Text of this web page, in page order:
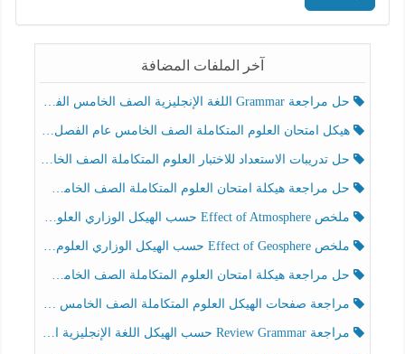
آخر الملفات المضافة
حل مراجعة Grammar اللغة الإنجليزية الصف الخامس الفصل الثالث
هيكل امتحان العلوم المتكاملة الصف الخامس عام الفصل الدراسي الثالث 2025-2026
حل تدريبات الاستعداد للاختبار العلوم المتكاملة الصف الخامس عام الفصل الثالث
حل مراجعة هيكلة امتحان العلوم المتكاملة الصف الخامس انسبير الفصل الثالث
ملخص Effect of Atmosphere حسب الهيكل الوزاري العلوم المتكاملة الصف الخامس انسبير الفصل الثالث
ملخص Effect of Geosphere حسب الهيكل الوزاري العلوم المتكاملة الصف الخامس انسبير الفصل الثالث
حل مراجعة هيكلة امتحان العلوم المتكاملة الصف الخامس عام الفصل الثالث
مراجعة صفحات الهيكل العلوم المتكاملة الصف الخامس انسبير الفصل الثالث
مراجعة Review Grammar حسب الهيكل اللغة الإنجليزية الصف الخامس الفصل الثالث